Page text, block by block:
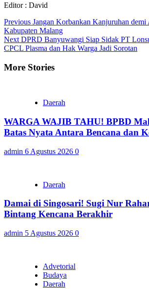
Editor : David
Continue
Reading
Previous Jangan Korbankan Kanjuruhan
Kabupaten Malang
Next DPRD Banyuwangi Siap Sidak PT
CPCL Plasma dan Hak Warga Jadi Sorotan
More Stories
Daerah
WARGA WAJIB TAHU! BPBD
Batas Nyata Antara Bencana dan
admin 6 Agustus 2026 0
Daerah
Damai di Singosari! Sugi Nur
Bintang Kencana Berakhir
admin 5 Agustus 2026 0
Advetorial
Budaya
Daerah